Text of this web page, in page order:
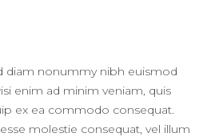
diam nonummy nibh euismod
enim ad minim veniam, quis
ex ea commodo consequat.
molestie consequat, vel illum